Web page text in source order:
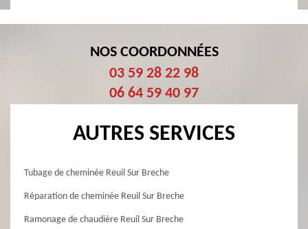
NOS COORDONNÉES
03 59 28 22 98
06 64 59 40 97
AUTRES SERVICES
Tubage de cheminée Reuil Sur Breche
Réparation de cheminée Reuil Sur Breche
Ramonage de chaudière Reuil Sur Breche